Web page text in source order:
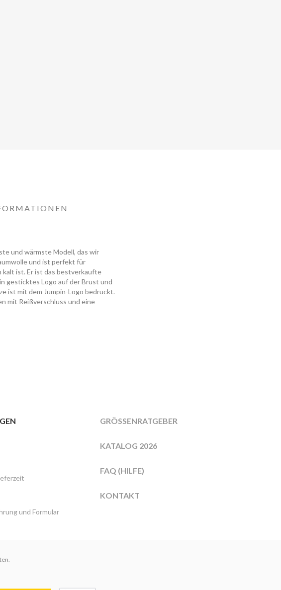
und wärmste Modell, das wir
und ist perfekt für
ist. Er ist das bestverkaufte
gesticktes Logo auf der Brust und
ist mit dem Jumpin-Logo bedruckt.
mit Reißverschluss und eine
und Formular
GRÖSSENRATGEBER
KATALOG 2026
FAQ (HILFE)
KONTAKT